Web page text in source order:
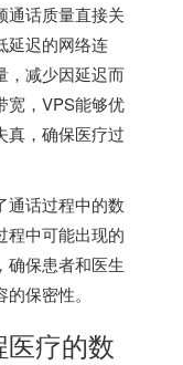
通话质量直接关
延迟的网络连
，减少因延迟而
宽，VPS能够优
真，确保医疗过
通话过程中的数
程中可能出现的
确保患者和医生
保密性。
疗的数